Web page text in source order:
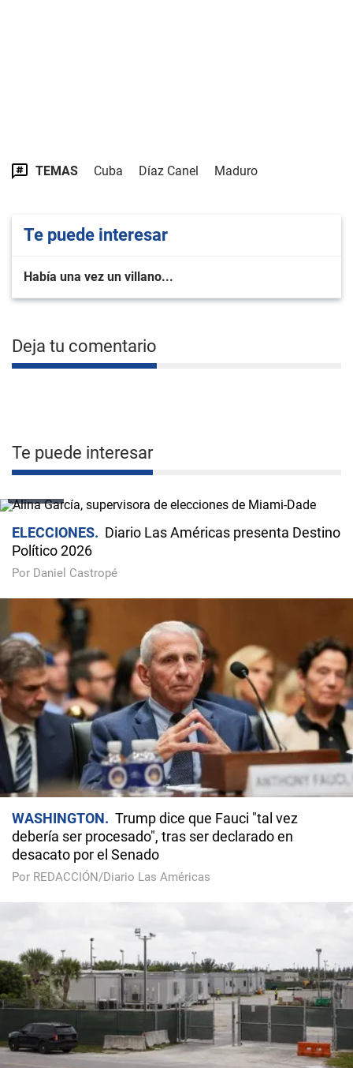
TEMAS Cuba Díaz Canel Maduro
Te puede interesar
Había una vez un villano...
Deja tu comentario
Te puede interesar
ELECCIONES
Diario Las Américas presenta Destino
Político 2026
Por Daniel Castropé
WASHINGTON
Trump dice que Fauci "tal vez
debería ser procesado", tras ser declarado en
desacato por el Senado
Por REDACCIÓN/Diario Las Américas